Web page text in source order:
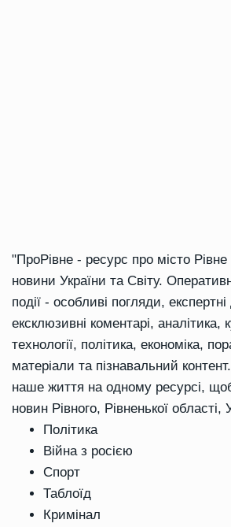
"ПроРівне - ресурс про місто
новини України та Світу.
події - особливі погляди,
ексклюзивні коментарі, аналітика,
технології, політика, економіка,
матеріали та пізнавальний
наше життя на одному ресурсі,
новин Рівного, Рівненької області,
Політика
Війна з росією
Спорт
Таблоїд
Кримінал